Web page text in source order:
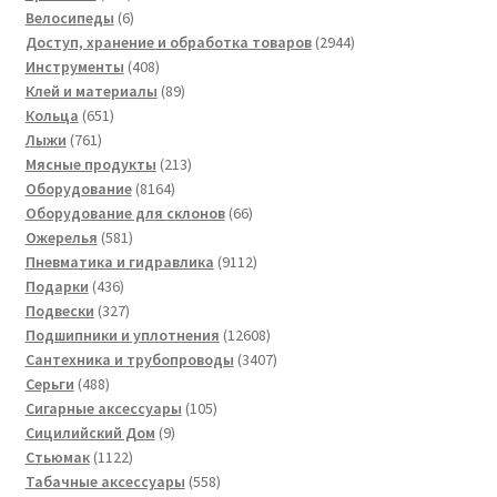
товаров
Велосипеды 66
товаров
Доступ, хранение и обработка товаров 29442944
Инструменты 408408
товаров
Клей и материалы 8989
Кольца 651651
Лыжи 761761
товар
Мясные продукты 213213
Оборудование 81648164
товара
Оборудование для склонов 6666
Ожерелья 581581
товар
Пневматика и гидравлика 91129112
Подарки 436436
товаров
Подвески 327327
товаров
Подшипники и уплотнения 1260812608
товаров
Сантехника и трубопроводы 34073407
Серьги 488488
товаров
Сигарные аксессуары 105105
Сицилийский Дом 99
Стьюмак 11221122
товара
Табачные аксессуары 558558